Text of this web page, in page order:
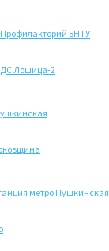
БНТУ
Лошица-2
метро Пушкинская